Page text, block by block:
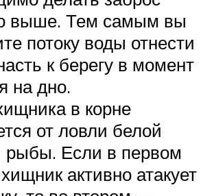
выше. Тем самым вы
потоку воды отнести
к берегу в момент
на дно.
в корне
от ловли белой
рыбы. Если в первом
активно атакует